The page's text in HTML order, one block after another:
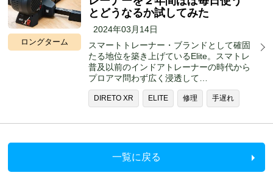
ロングターム
とどうなるか試してみた
2024年03月14日
スマートトレーナー・ブランドとして確固
たる地位を築き上げているElite。スマトレ
普及以前のインドアトレーナーの時代から
プロアマ問わず広く浸透して…
DIRETO XR ELITE 修理 手遅れ
一覧に戻る